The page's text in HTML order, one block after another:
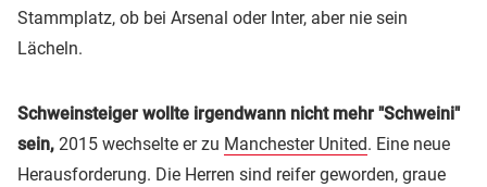
Stammplatz, ob bei Arsenal oder Inter, aber nie sein
Lächeln.
Schweinsteiger wollte irgendwann nicht mehr "Schweini"
sein, 2015 wechselte er zu Manchester United. Eine neue
Herausforderung. Die Herren sind reifer geworden, graue